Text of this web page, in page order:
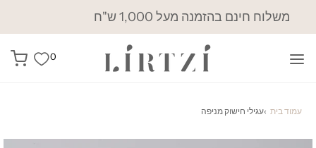
משלוח חינם בהזמנה מעל 1,000 ש"ח
0
עמוד בית ›עגילי חישוק מניפה